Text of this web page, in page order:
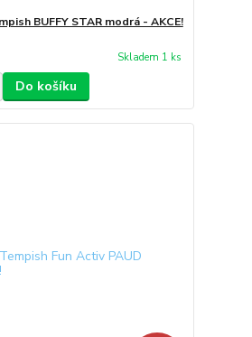
BUFFY STAR modrá - AKCE!
Skladem 1 ks
Do košíku